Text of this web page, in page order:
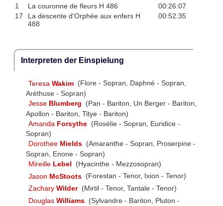
1
La couronne de fleurs H 486
00:26:07
17
La descente d'Orphée aux enfers H
488
00:52:35
Interpreten der Einspielung
Teresa Wakim (Flore - Sopran, Daphné - Sopran,
Aréthuse - Sopran)
Jesse Blumberg
(Pan - Bariton, Un Berger - Bariton,
Apollon - Bariton, Titye - Bariton)
Amanda Forsythe (Rosélie - Sopran, Euridice -
Sopran)
Dorothee Mields (Amaranthe - Sopran, Proserpine -
Sopran, Enone - Sopran)
Mireille Lebel
(Hyacinthe - Mezzosopran)
Jason McStoots (Forestan - Tenor, Ixion - Tenor)
Zachary Wilder (Mirtil - Tenor, Tantale - Tenor)
Douglas Williams (Sylvandre - Bariton, Pluton -